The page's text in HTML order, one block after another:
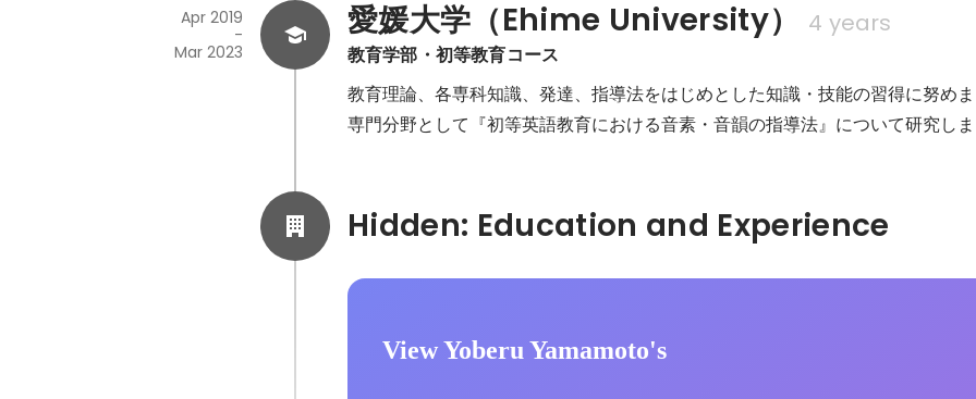
愛媛大学（Ehime University） 4 years
教育学部・初等教育コース
Apr 2019
-
Mar 2023
教育理論、各専科知識、発達、指導法をはじめとした知識・技能の習得に努め
専門分野として『初等英語教育における音素・音韻の指導法』について研究し
View Yoberu Yamamoto's